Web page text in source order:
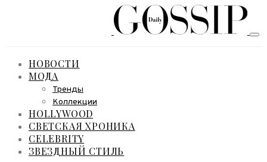
НОВОСТИ
МОДА
Тренды
Коллекции
HOLLYWOOD
СВЕТСКАЯ ХРОНИКА
CELEBRITY
ЗВЕЗДНЫЙ СТИЛЬ